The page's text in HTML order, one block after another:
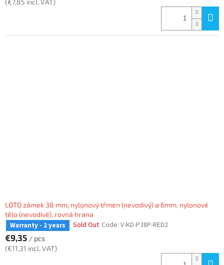
(€7,85 incl. VAT)
LOTO zámek 38 mm, nylonový třmen (nevodivý) ⌀ 6mm, nylonové
tělo (nevodivé), rovná hrana
Warranty - 2 years Sold Out Code: V-KD-P38P-RED2
€9,35 / pcs
(€11,31 incl. VAT)